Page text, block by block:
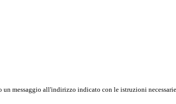
un messaggio all'indirizzo indicato con le istruzioni